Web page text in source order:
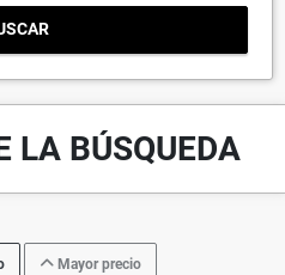
LA BÚSQUEDA
Mayor precio